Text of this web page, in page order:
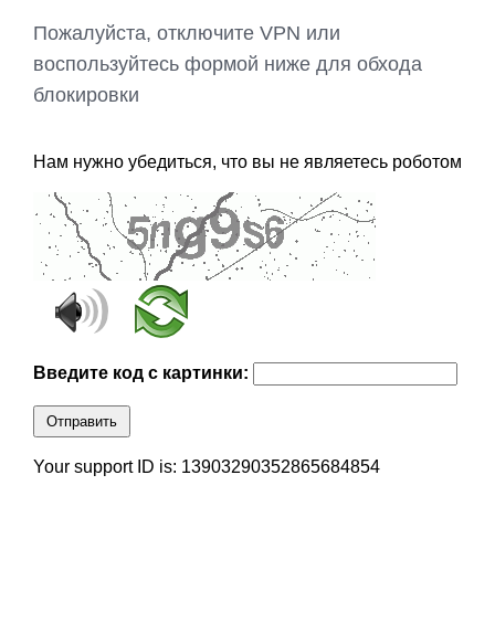
Пожалуйста, отключите VPN или
воспользуйтесь формой ниже для обхода
блокировки
Нам нужно убедиться, что вы не являетесь роботом
Введите код с картинки:
Отправить
Your support ID is: 13903290352865684854